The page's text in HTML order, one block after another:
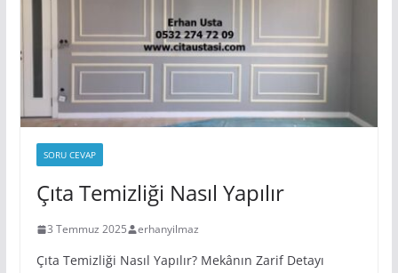
SORU CEVAP
Çıta Temizliği Nasıl Yapılır
3 Temmuz 2025 erhanyilmaz
Çıta Temizliği Nasıl Yapılır? Mekânın Zarif Detayı